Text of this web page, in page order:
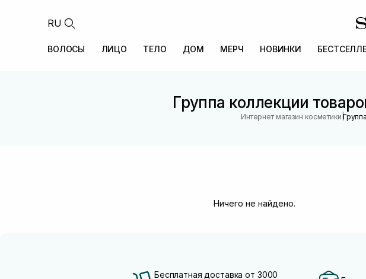
RU
ВОЛОСЫ ЛИЦО ТЕЛО ДОМ МЕРЧ НОВИНКИ
Группа коллекции
Интернет магазин косметики |
Ничего не найдено.
Бесплатная доставка от 3000